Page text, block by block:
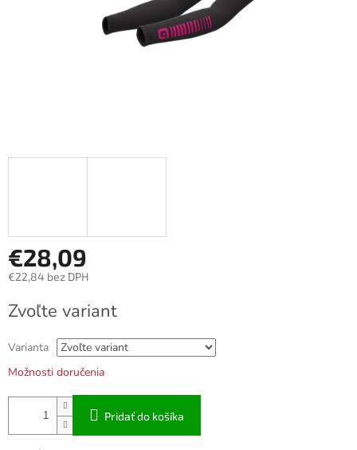
€28,09
€22,84 bez DPH
cena:
Zvoľte variant
Varianta
Možnosti doručenia
Pridať do košíka